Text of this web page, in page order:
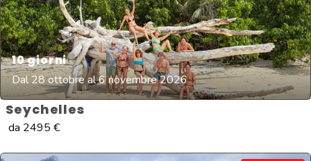
10giorni
Dal 28 ottobre al 6 novembre 2026
Seychelles
da 2495 €